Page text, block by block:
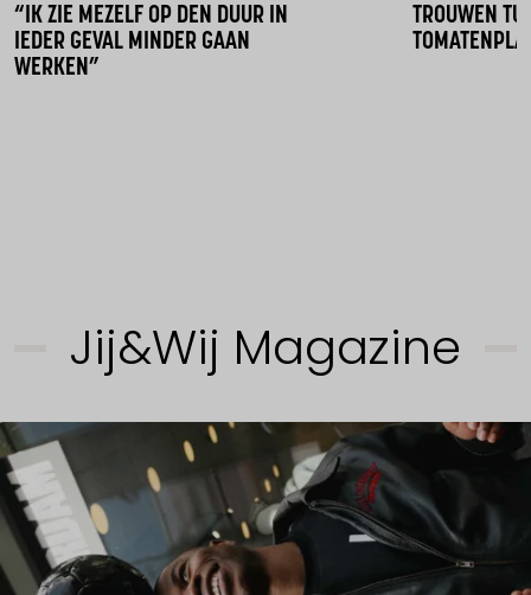
“IK ZIE MEZELF OP DEN DUUR IN
IEDER GEVAL MINDER GAAN
WERKEN”
TROUWEN
Jij&Wij Magazine